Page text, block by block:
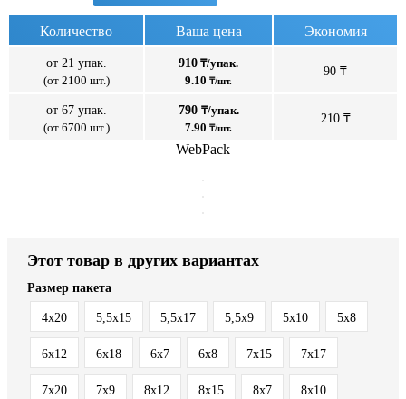
Количество Ваша цена Экономия
от 21 упак.
(от 2100 шт.)
910 ₸/упак.
9.10 ₸/шт.
90 ₸
от 67 упак.
(от 6700 шт.)
790 ₸/упак.
7.90 ₸/шт.
210 ₸
WebPack
Этот товар в других вариантах
Размер пакета
4x20 5,5x15 5,5x17 5,5x9 5x10 5x8
6x12 6x18 6x7 6x8 7x15 7x17
7x20 7x9 8x12 8x15 8x7 8х10